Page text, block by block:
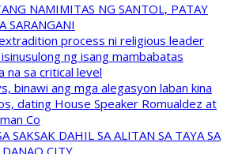
NAMIMITAS NG SANTOL, PATAY
SARANGANI
process ni religious leader
ng isang mambabatas
na sa critical level
binawi ang mga alegasyon laban kina
dating House Speaker Romualdez at
Co
SAKSAK DAHIL SA ALITAN SA TAYA SA
DANAO CITY